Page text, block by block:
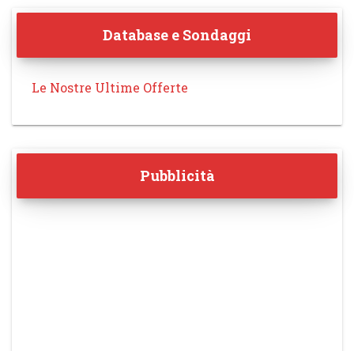
Database e Sondaggi
Le Nostre Ultime Offerte
Pubblicità